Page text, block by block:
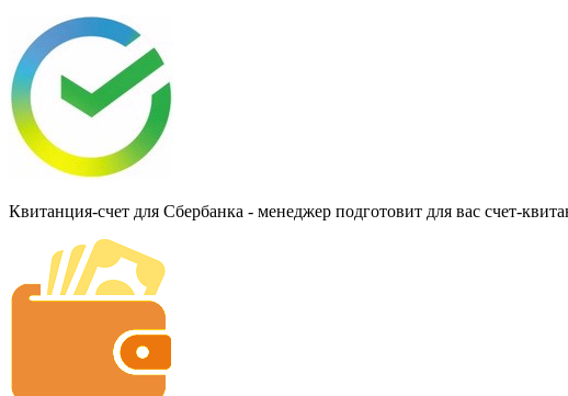
Квитанция-счет для Сбербанка - менеджер подготовит для вас счет-